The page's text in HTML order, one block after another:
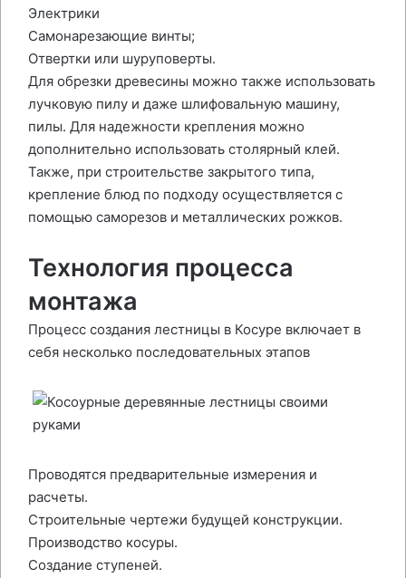
Электрики
Самонарезающие винты;
Отвертки или шуруповерты.
Для обрезки древесины можно также использовать
лучковую пилу и даже шлифовальную машину,
пилы. Для надежности крепления можно
дополнительно использовать столярный клей.
Также, при строительстве закрытого типа,
крепление блюд по подходу осуществляется с
помощью саморезов и металлических рожков.
Технология процесса
монтажа
Процесс создания лестницы в Косуре включает в
себя несколько последовательных этапов
Проводятся предварительные измерения и
расчеты.
Строительные чертежи будущей конструкции.
Производство косуры.
Создание ступеней.